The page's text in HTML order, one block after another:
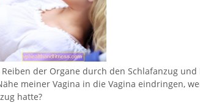
der Organe durch den Schlafanzug
meiner Vagina in die Vagina eindringen,
hatte?